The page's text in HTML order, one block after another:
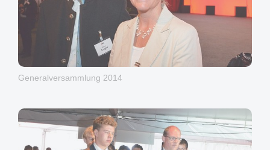
Generalversammlung 2014